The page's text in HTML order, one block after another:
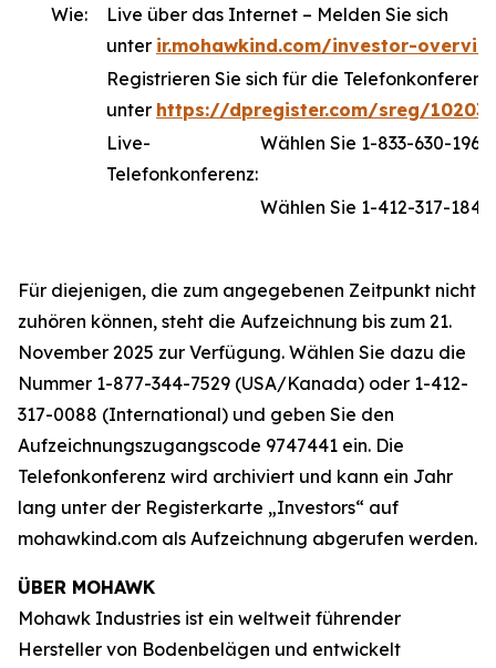
Wie:
Live über das Internet – Melden Sie sich
unter ir.mohawkind.com/investor-
Registrieren Sie sich für die Telefonkonferenz
unter https://dpregister.com/sreg/
Live-
Telefonkonferenz:
Wählen Sie 1-833-630-
Wählen Sie 1-412-317-
Für diejenigen, die zum angegebenen Zeitpunkt nicht
zuhören können, steht die Aufzeichnung bis zum 21.
November 2025 zur Verfügung. Wählen Sie dazu die
Nummer 1-877-344-7529 (USA/Kanada) oder 1-412-
317-0088 (International) und geben Sie den
Aufzeichnungszugangscode 9747441 ein. Die
Telefonkonferenz wird archiviert und kann ein Jahr
lang unter der Registerkarte „Investors“ auf
mohawkind.com als Aufzeichnung abgerufen werden.
ÜBER MOHAWK
Mohawk Industries ist ein weltweit führender
Hersteller von Bodenbelägen und entwickelt